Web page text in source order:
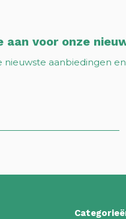
aan voor onze
nieuwste aanbiedingen